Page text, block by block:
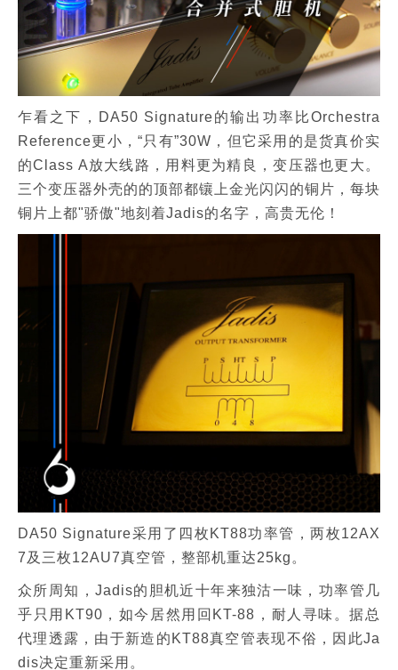
乍看之下，DA50 Signature的输出功率比Orchestra
Reference更小，“只有”30W，但它采用的是货真价实
的Class A放大线路，用料更为精良，变压器也更大。
三个变压器外壳的的顶部都镶上金光闪闪的铜片，每块
铜片上都"骄傲"地刻着Jadis的名字，高贵无伦！
DA50 Signature采用了四枚KT88功率管，两枚12AX
7及三枚12AU7真空管，整部机重达25kg。
众所周知，Jadis的胆机近十年来独沽一味，功率管几
乎只用KT90，如今居然用回KT-88，耐人寻味。据总
代理透露，由于新造的KT88真空管表现不俗，因此Ja
dis决定重新采用。